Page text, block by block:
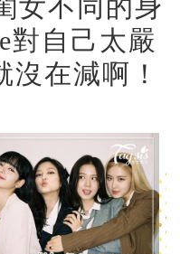
女不同的身
對自己太嚴
在減啊！